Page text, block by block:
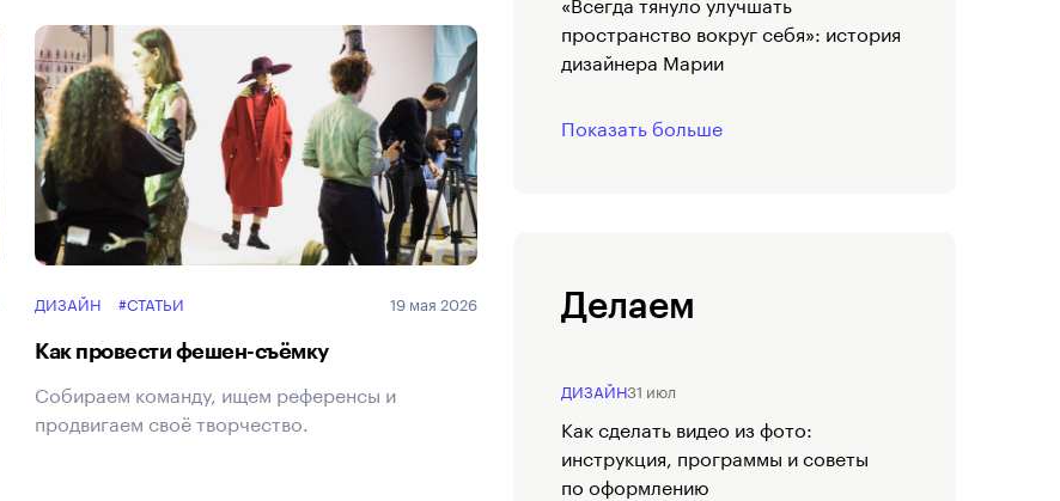
ДИЗАЙН #СТАТЬИ 19 мая 2026
Как провести фешен-съёмку
Собираем команду, ищем референсы и
продвигаем своё творчество.
пространство вокруг себя»: история
дизайнера Марии
Показать больше
Делаем
ДИЗАЙН31 июл
Как сделать видео из фото:
инструкция, программы и советы
по оформлению